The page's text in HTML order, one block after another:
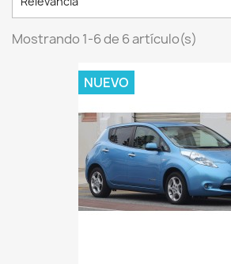
Mostrando 1-6 de 6 artículo(s)
NUEVO